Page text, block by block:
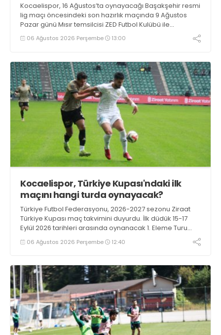
Kocaelispor, 16 Ağustos’ta oynayacağı Başakşehir resmi
lig maçı öncesindeki son hazırlık maçında 9 Ağustos
Pazar günü Mısır temsilcisi ZED Futbol Kulübü ile
karşılaşacak.
06 Ağustos 2026 Perşembe 13:00
Kocaelispor, Türkiye Kupası'ndaki ilk
maçını hangi turda oynayacak?
Türkiye Futbol Federasyonu, 2026-2027 sezonu Ziraat
Türkiye Kupası maç takvimini duyurdu. İlk düdük 15-17
Eylül 2026 tarihleri arasında oynanacak 1. Eleme Turu
karşılaşmalarıyla çalacak.
06 Ağustos 2026 Perşembe 12:40